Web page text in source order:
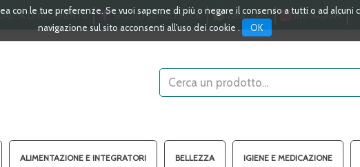
con le tue preferenze. Se vuoi saperne di più o negare il consenso a tutti o ad alcuni
navigazione sul sito acconsenti all'uso dei cookie .
OK
DI PAGAMENTO SEGUICI SU FACEBOOK WHATSAPP INSTAGRAM
Cerca
Prodotto
ALIMENTAZIONE E INTEGRATORI BELLEZZA IGIENE E MEDICAZIONE